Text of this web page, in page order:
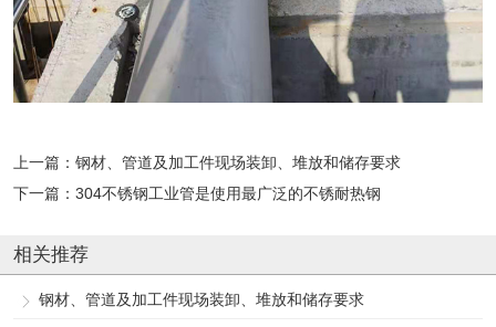
上一篇： 钢材、管道及加工件现场装卸、堆放和储存要求
下一篇： 304不锈钢工业管是使用最广泛的不锈耐热钢
相关推荐
钢材、管道及加工件现场装卸、堆放和储存要求